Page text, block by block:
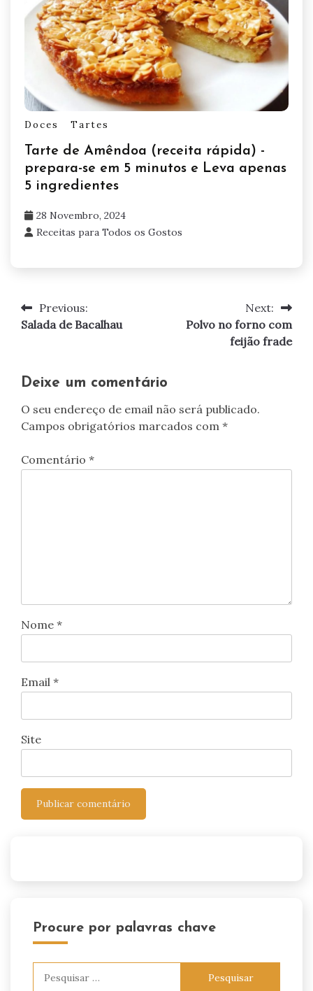
Doces Tartes
Tarte de Amêndoa (receita rápida) -
prepara-se em 5 minutos e Leva apenas
5 ingredientes
28 Novembro, 2024
Receitas para Todos os Gostos
Navegação
Previous:
Salada de Bacalhau
Next:
Polvo no forno com
feijão frade
Deixe um comentário
O seu endereço de email não será publicado.
Campos obrigatórios marcados com *
Comentário *
Nome *
Email *
Site
Procure por palavras chave